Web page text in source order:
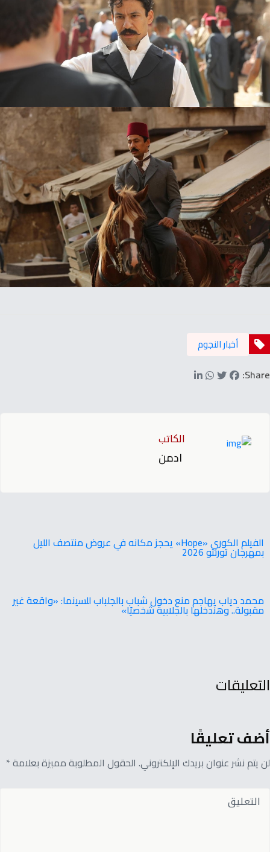
أخبار النجوم
Share:
الكاتب
ادمن
‬بمهرجان‭ ‬تورنتو ‭ ‬2026
‬مقبولة.. ‬وهندخلها‭ ‬بالجلابية‭ ‬شخصيًا‮»‬
التعليقات
أضف تعليقًا
لن يتم نشر عنوان بريدك الإلكتروني. الحقول المطلوبة مميزة بعلامة *